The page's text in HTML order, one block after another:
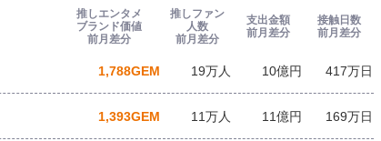
推しエンタメ
ブランド価値
前月差分
推しファン
人数
前月差分
支出金額
前月差分
接触日数
前月差分
1,788GEM 19万人 10億円 417万日
1,393GEM 11万人 11億円 169万日